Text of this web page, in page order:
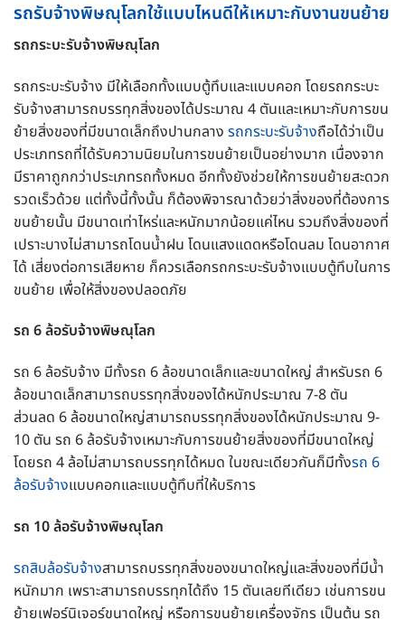
รถรับจ้างพิษณุโลกใช้แบบไหนดีให้เหมาะกับงานขนย้าย
รถกระบะรับจ้างพิษณุโลก
รถกระบะรับจ้าง มีให้เลือกทั้งแบบตู้ทึบและแบบคอก โดยรถกระบะ
รับจ้างสามารถบรรทุกสิ่งของได้ประมาณ 4 ตันและเหมาะกับการขน
ย้ายสิ่งของที่มีขนาดเล็กถึงปานกลาง รถกระบะรับจ้างถือได้ว่าเป็น
ประเภทรถที่ได้รับความนิยมในการขนย้ายเป็นอย่างมาก เนื่องจาก
มีราคาถูกกว่าประเภทรถทั้งหมด อีกทั้งยังช่วยให้การขนย้ายสะดวก
รวดเร็วด้วย แต่ทั้งนี้ทั้งนั้น ก็ต้องพิจารณาด้วยว่าสิ่งของที่ต้องการ
ขนย้ายนั้น มีขนาดเท่าไหร่และหนักมากน้อยแค่ไหน รวมถึงสิ่งของที่
เปราะบางไม่สามารถโดนน้ำฝน โดนแสงแดดหรือโดนลม โดนอากาศ
ได้ เสี่ยงต่อการเสียหาย ก็ควรเลือกรถกระบะรับจ้างแบบตู้ทึบในการ
ขนย้าย เพื่อให้สิ่งของปลอดภัย
รถ 6 ล้อรับจ้างพิษณุโลก
รถ 6 ล้อรับจ้าง มีทั้งรถ 6 ล้อขนาดเล็กและขนาดใหญ่ สำหรับรถ 6
ล้อขนาดเล็กสามารถบรรทุกสิ่งของได้หนักประมาณ 7-8 ตัน
ส่วนลด 6 ล้อขนาดใหญ่สามารถบรรทุกสิ่งของได้หนักประมาณ 9-
10 ตัน รถ 6 ล้อรับจ้างเหมาะกับการขนย้ายสิ่งของที่มีขนาดใหญ่
โดยรถ 4 ล้อไม่สามารถบรรทุกได้หมด ในขณะเดียวกันก็มีทั้งรถ 6
ล้อรับจ้างแบบคอกและแบบตู้ทึบที่ให้บริการ
รถ 10 ล้อรับจ้างพิษณุโลก
รถสิบล้อรับจ้างสามารถบรรทุกสิ่งของขนาดใหญ่และสิ่งของที่มีน้ำ
หนักมาก เพราะสามารถบรรทุกได้ถึง 15 ตันเลยทีเดียว เช่นการขน
ย้ายเฟอร์นิเจอร์ขนาดใหญ่ หรือการขนย้ายเครื่องจักร เป็นต้น รถ